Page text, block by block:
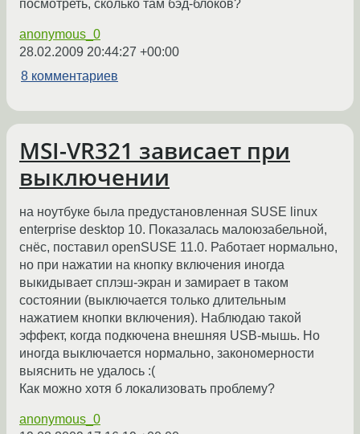
посмотреть, сколько там бэд-блоков?
anonymous_0
28.02.2009 20:44:27 +00:00
8 комментариев
MSI-VR321 зависает при
выключении
на ноутбуке была предустановленная SUSE linux
enterprise desktop 10. Показалась малоюзабельной,
снёс, поставил openSUSE 11.0. Работает нормально,
но при нажатии на кнопку включения иногда
выкидывает сплэш-экран и замирает в таком
состоянии (выключается только длительным
нажатием кнопки включения). Наблюдаю такой
эффект, когда подкючена внешняя USB-мышь. Но
иногда выключается нормально, закономерности
выяснить не удалось :(
Как можно хотя б локализовать проблему?
anonymous_0